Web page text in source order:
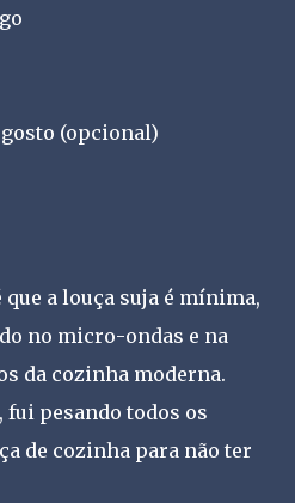
(opcional)
que a louça suja é mínima,
no micro-ondas e na
da cozinha moderna.
fui pesando todos os
de cozinha para não ter